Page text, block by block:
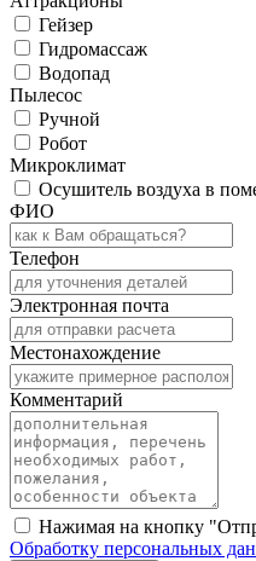
Гейзер
Гидромассаж
Водопад
Пылесос
Ручной
Робот
Микроклимат
Осушитель воздуха в
ФИО
Телефон
Электронная почта
Местонахождение
Комментарий
Нажимая на кнопку
Обработку персональных